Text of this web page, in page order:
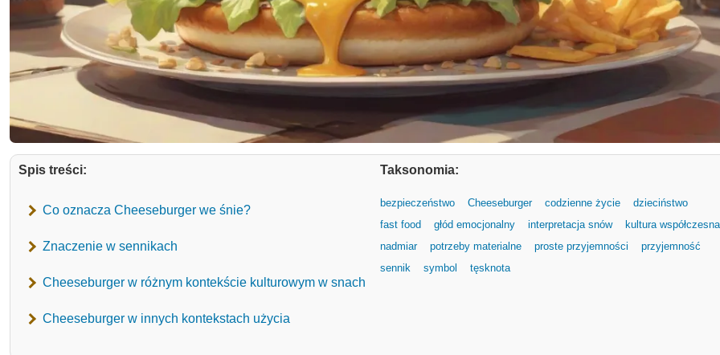
Spis treści:
Co oznacza Cheeseburger we śnie?
Znaczenie w sennikach
Cheeseburger w różnym kontekście kulturowym w snach
Cheeseburger w innych kontekstach użycia
Taksonomia:
bezpieczeństwo Cheeseburger codzienne życie
dzieciństwo
fast food
głód emocjonalny interpretacja snów
kultura współczesna
nadmiar
potrzeby materialne proste przyjemności
przyjemność
sennik
symbol tęsknota